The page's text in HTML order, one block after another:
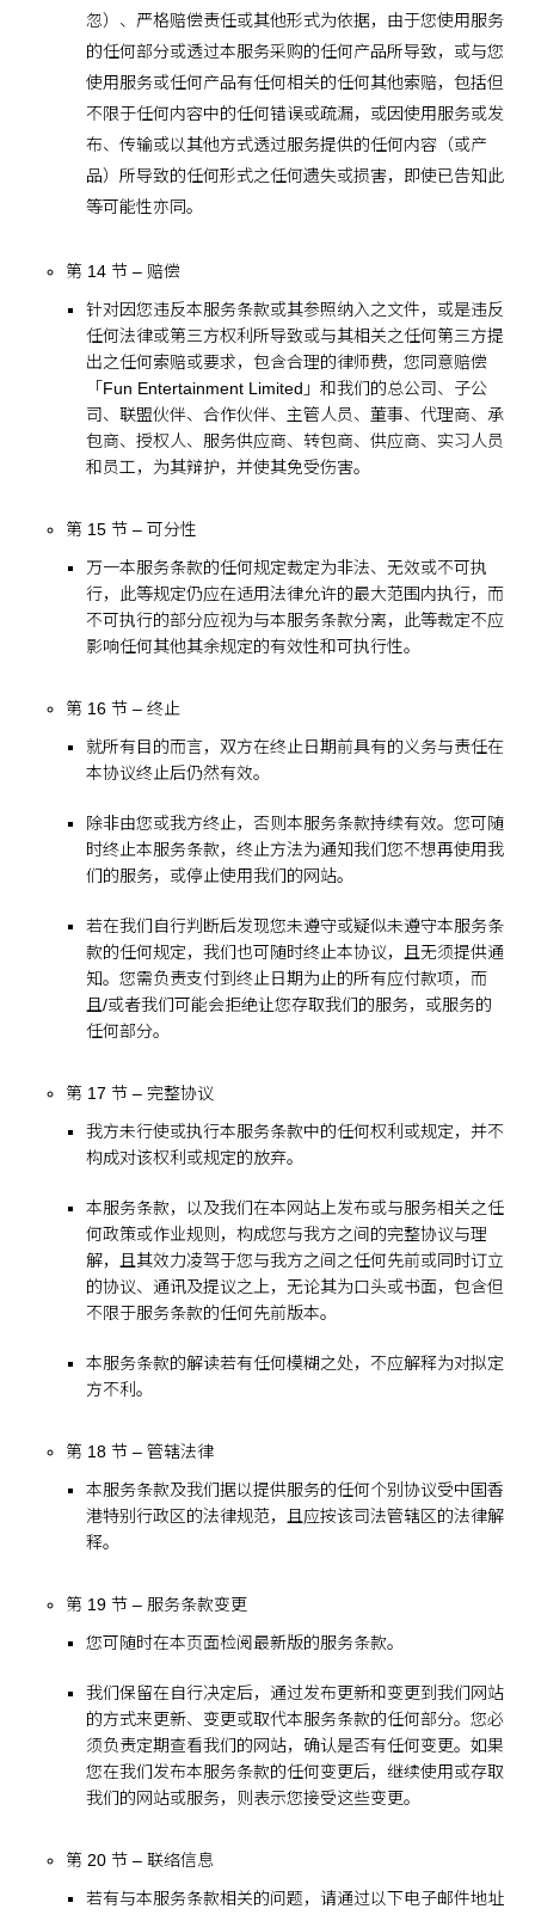
忽）、严格赔偿责任或其他形式为依据，由于您使用服务
的任何部分或透过本服务采购的任何产品所导致，或与您
使用服务或任何产品有任何相关的任何其他索赔，包括但
不限于任何内容中的任何错误或疏漏，或因使用服务或发
布、传输或以其他方式透过服务提供的任何内容（或产
品）所导致的任何形式之任何遗失或损害，即使已告知此
等可能性亦同。
第 14 节 – 赔偿
针对因您违反本服务条款或其参照纳入之文件，或是违反
任何法律或第三方权利所导致或与其相关之任何第三方提
出之任何索赔或要求，包含合理的律师费，您同意赔偿
「Fun Entertainment Limited」和我们的总公司、子公
司、联盟伙伴、合作伙伴、主管人员、董事、代理商、承
包商、授权人、服务供应商、转包商、供应商、实习人员
和员工，为其辩护，并使其免受伤害。
第 15 节 – 可分性
万一本服务条款的任何规定裁定为非法、无效或不可执
行，此等规定仍应在适用法律允许的最大范围内执行，而
不可执行的部分应视为与本服务条款分离，此等裁定不应
影响任何其他其余规定的有效性和可执行性。
第 16 节 – 终止
就所有目的而言，双方在终止日期前具有的义务与责任在
本协议终止后仍然有效。
除非由您或我方终止，否则本服务条款持续有效。您可随
时终止本服务条款，终止方法为通知我们您不想再使用我
们的服务，或停止使用我们的网站。
若在我们自行判断后发现您未遵守或疑似未遵守本服务条
款的任何规定，我们也可随时终止本协议，且无须提供通
知。您需负责支付到终止日期为止的所有应付款项，而
且/或者我们可能会拒绝让您存取我们的服务，或服务的
任何部分。
第 17 节 – 完整协议
我方未行使或执行本服务条款中的任何权利或规定，并不
构成对该权利或规定的放弃。
本服务条款，以及我们在本网站上发布或与服务相关之任
何政策或作业规则，构成您与我方之间的完整协议与理
解，且其效力凌驾于您与我方之间之任何先前或同时订立
的协议、通讯及提议之上，无论其为口头或书面，包含但
不限于服务条款的任何先前版本。
本服务条款的解读若有任何模糊之处，不应解释为对拟定
方不利。
第 18 节 – 管辖法律
本服务条款及我们据以提供服务的任何个别协议受中国香
港特别行政区的法律规范，且应按该司法管辖区的法律解
释。
第 19 节 – 服务条款变更
您可随时在本页面检阅最新版的服务条款。
我们保留在自行决定后，通过发布更新和变更到我们网站
的方式来更新、变更或取代本服务条款的任何部分。您必
须负责定期查看我们的网站，确认是否有任何变更。如果
您在我们发布本服务条款的任何变更后，继续使用或存取
我们的网站或服务，则表示您接受这些变更。
第 20 节 – 联络信息
若有与本服务条款相关的问题，请通过以下电子邮件地址